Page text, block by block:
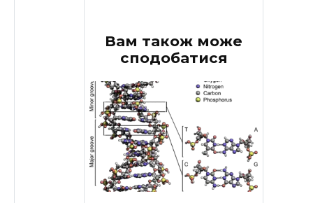
Вам також може
сподобатися